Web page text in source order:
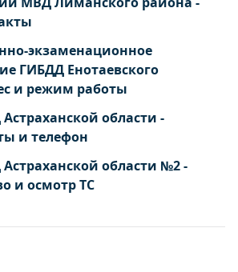
экзаменационное
ГИБДД Енотаевского
и режим работы
области -
и телефон
области №2 -
и осмотр ТС